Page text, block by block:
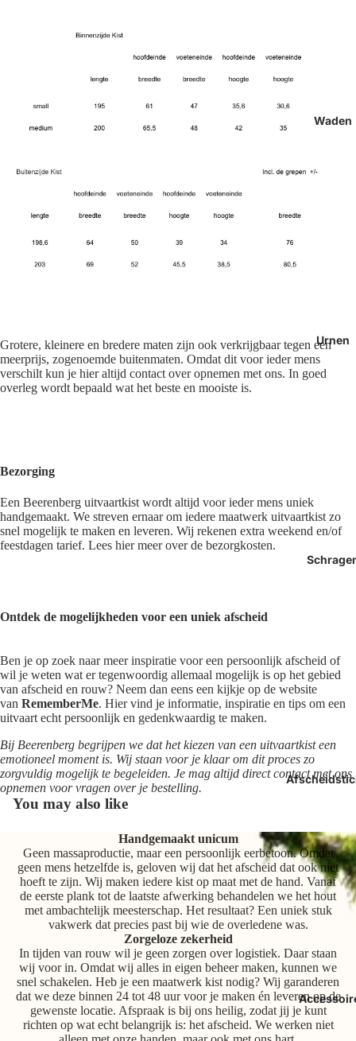
Waden
Urnen
Grotere, kleinere en bredere maten zijn ook verkrijgbaar tegen een
meerprijs, zogenoemde buitenmaten. Omdat dit voor ieder mens
verschilt kun je hier altijd contact over opnemen met ons. In goed
overleg wordt bepaald wat het beste en mooiste is.
Bezorging
Een Beerenberg uitvaartkist wordt altijd voor ieder mens uniek
handgemaakt. We streven ernaar om iedere maatwerk uitvaartkist zo
snel mogelijk te maken en leveren. Wij rekenen extra weekend en/of
feestdagen tarief. Lees hier meer over de bezorgkosten.
Ontdek de mogelijkheden voor een uniek afscheid
Ben je op zoek naar meer inspiratie voor een persoonlijk afscheid of
wil je weten wat er tegenwoordig allemaal mogelijk is op het gebied
van afscheid en rouw? Neem dan eens een kijkje op de website
van RememberMe. Hier vind je informatie, inspiratie en tips om een
uitvaart echt persoonlijk en gedenkwaardig te maken.
Bij Beerenberg begrijpen we dat het kiezen van een uitvaartkist een
emotioneel moment is. Wij staan voor je klaar om dit proces zo
zorgvuldig mogelijk te begeleiden. Je mag altijd direct contact met ons
opnemen voor vragen over je bestelling.
You may also like
Handgemaakt unicum
Geen massaproductie, maar een persoonlijk eerbetoon. Omdat
geen mens hetzelfde is, geloven wij dat het afscheid dat ook niet
hoeft te zijn. Wij maken iedere kist op maat met de hand. Vanaf
de eerste plank tot de laatste afwerking behandelen we het hout
met ambachtelijk meesterschap. Het resultaat? Een uniek stuk
vakwerk dat precies past bij wie de overledene was.
Zorgeloze zekerheid
In tijden van rouw wil je geen zorgen over logistiek. Daar staan
wij voor in. Omdat wij alles in eigen beheer maken, kunnen we
snel schakelen. Heb je een maatwerk kist nodig? Wij garanderen
dat we deze binnen 24 tot 48 uur voor je maken én leveren op de
gewenste locatie. Afspraak is bij ons heilig, zodat jij je kunt
richten op wat echt belangrijk is: het afscheid. We werken niet